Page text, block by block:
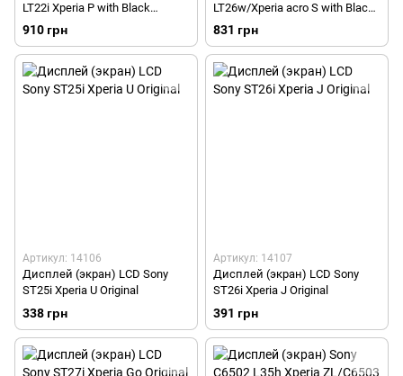
LT22i Xperia P with Black
touchscreen Original
910 грн
LT26w/Xperia acro S with Black
touchscreen Original
831 грн
Артикул: 14106
Дисплей (экран) LCD Sony
ST25i Xperia U Original
338 грн
Артикул: 14107
Дисплей (экран) LCD Sony
ST26i Xperia J Original
391 грн